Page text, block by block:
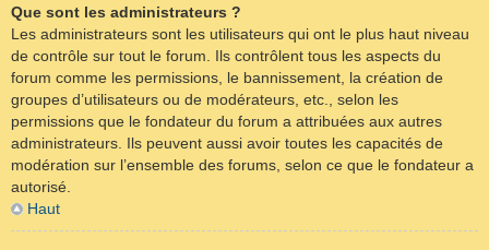
Que sont les administrateurs ?
Les administrateurs sont les utilisateurs qui ont le plus haut niveau
de contrôle sur tout le forum. Ils contrôlent tous les aspects du
forum comme les permissions, le bannissement, la création de
groupes d’utilisateurs ou de modérateurs, etc., selon les
permissions que le fondateur du forum a attribuées aux autres
administrateurs. Ils peuvent aussi avoir toutes les capacités de
modération sur l’ensemble des forums, selon ce que le fondateur a
autorisé.
Haut